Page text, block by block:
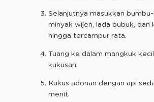
Selanjutnya masukkan
minyak wijen, lada bubuk, dan
hingga tercampur rata.
Tuang ke dalam mangkuk
kukusan.
Kukus adonan dengan api
menit.